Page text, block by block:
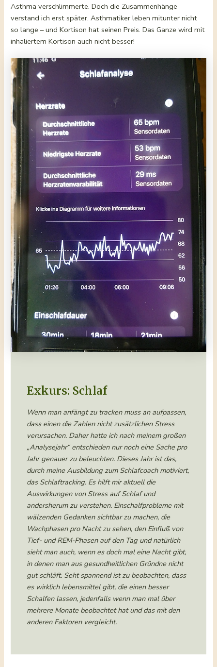
Asthma verschlimmerte. Doch die Zusammenhänge
verstand ich erst später. Asthmatiker leben mitunter nicht
so lange – und Kortison hat seinen Preis. Das Ganze wird mit
inhaliertem Kortison auch nicht besser!
Exkurs: Schlaf
Wenn man anfängt zu tracken muss an aufpassen,
dass einen die Zahlen nicht zusätzlichen Stress
verursachen. Daher hatte ich nach meinem großen
„Analysejahr“ entschieden nur noch eine Sache pro
Jahr genauer zu beleuchten. Dieses Jahr ist das,
durch meine Ausbildung zum Schlafcoach motiviert,
das Schlaftracking. Es hilft mir aktuell die
Auswirkungen von Stress auf Schlaf und
andersherum zu verstehen. Einschalfprobleme mit
wälzenden Gedanken sichtbar zu machen, die
Wachphasen pro Nacht zu sehen, den Einfluß von
Tief- und REM-Phasen auf den Tag und natürlich
sieht man auch, wenn es doch mal eine Nacht gibt,
in denen man aus gesundheitlichen Gründne nicht
gut schläft. Seht spannend ist zu beobachten, dass
es wirklich lebensmittel gibt, die einen besser
Schalfen lassen, jedenfalls wenn man mal über
mehrere Monate beobachtet hat und das mit den
anderen Faktoren vergleicht.